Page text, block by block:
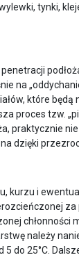
tynki,
na
które będą
proces tzw.
praktycznie
dzięki
i
należy
do 25°C.